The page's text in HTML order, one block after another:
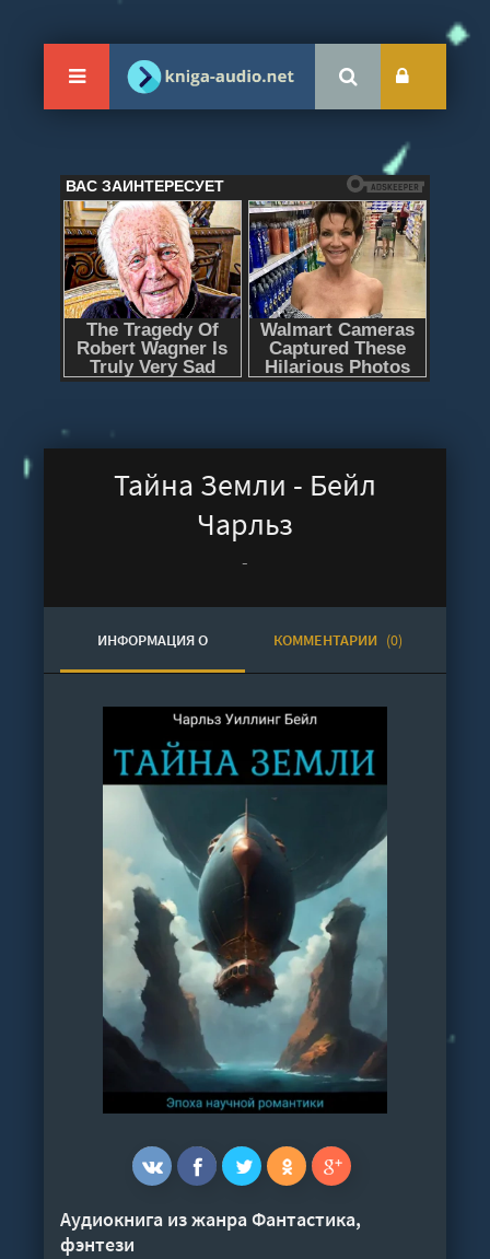
Тайна Земли - Бейл
Чарльз
-
ИНФОРМАЦИЯ О
АУДИОКНИГЕ
КОММЕНТАРИИ (0)
Аудиокнига из жанраФантастика,
фэнтези